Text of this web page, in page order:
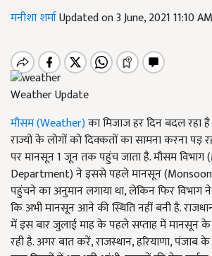
मनीशा शर्माUpdated on 3 June, 2021 11:10
Weather Update
मौसम (Weather)का मिजाज हर दिन बदल
राज्यों के लोगों को दिक्कतों का सामना करना पड़
पर मानसून 1 जून तक पहुंच जाता है. मौसम
Department) ने इससे पहले मानसून
पहुंचने का अनुमान लगाया था, लेकिन फिर विभाग
कि अभी मानसून आने की स्थिति नहीं बनी है.
में इस बार जुलाई माह के पहले सप्ताह में मानसून
रही है. अगर बात करें, राजस्थान, हरियाणा, पंजाब